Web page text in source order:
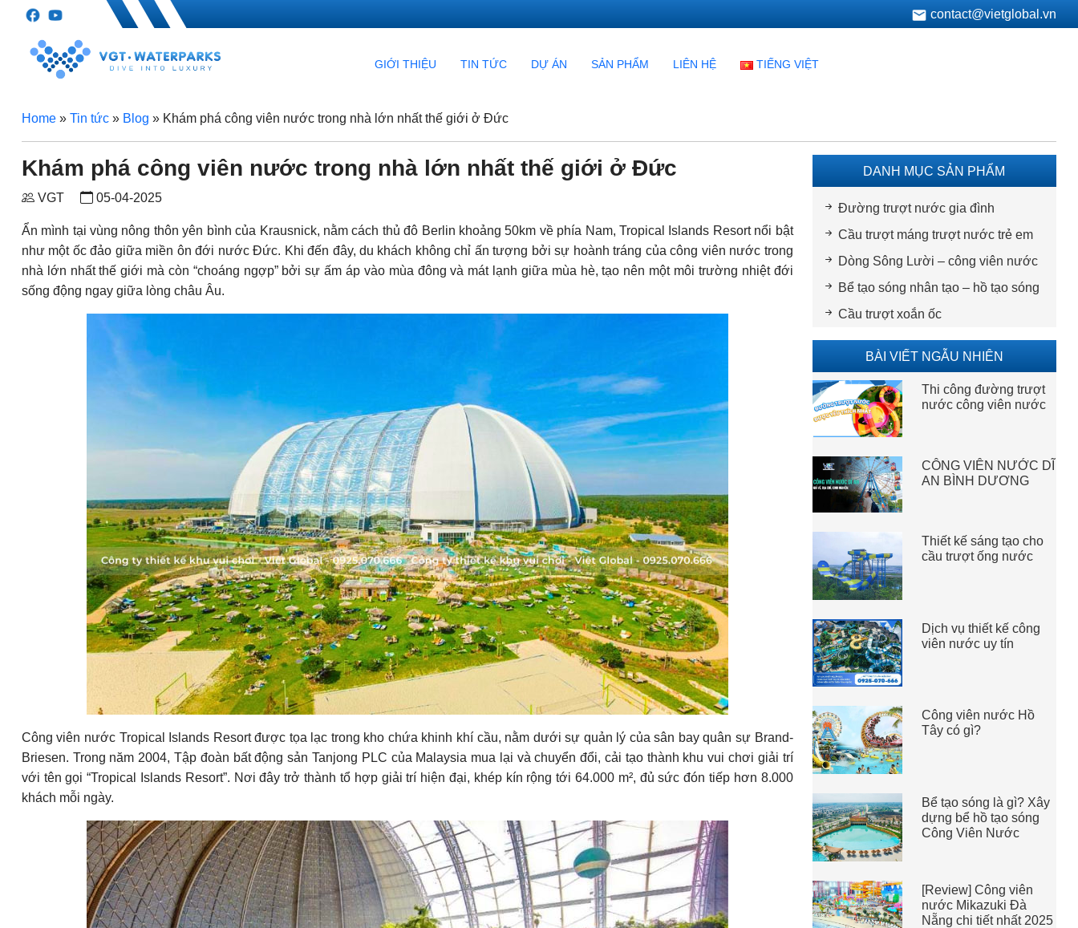
contact@vietglobal.vn
GIỚI THIỆU TIN TỨC DỰ ÁN SẢN PHẨM LIÊN HỆ TIẾNG VIỆT
Home» Tin tức» Blog » Khám phá công viên nước trong nhà lớn nhất thế giới ở Đức
Khám phá công viên nước trong nhà lớn nhất thế giới ở Đức
VGT 05-04-2025
Ẩn mình tại vùng nông thôn yên bình của Krausnick, nằm cách thủ đô Berlin khoảng 50km về phía Nam, Tropical Islands Resort nổi bật
như một ốc đảo giữa miền ôn đới nước Đức. Khi đến đây, du khách không chỉ ấn tượng bởi sự hoành tráng của công viên nước trong
nhà lớn nhất thế giới mà còn “choáng ngợp” bởi sự ấm áp vào mùa đông và mát lạnh giữa mùa hè, tạo nên một môi trường nhiệt đới
sống động ngay giữa lòng châu Âu.
Công viên nước Tropical Islands Resort được tọa lạc trong kho chứa khinh khí cầu, nằm dưới sự quản lý của sân bay quân sự Brand-
Briesen. Trong năm 2004, Tập đoàn bất động sản Tanjong PLC của Malaysia mua lại và chuyển đổi, cải tạo thành khu vui chơi giải trí
với tên gọi “Tropical Islands Resort”. Nơi đây trở thành tổ hợp giải trí hiện đại, khép kín rộng tới 64.000 m², đủ sức đón tiếp hơn 8.000
khách mỗi ngày.
DANH MỤC SẢN PHẨM
Đường trượt nước gia đình
Cầu trượt máng trượt nước trẻ em
Dòng Sông Lười – công viên nước
Bể tạo sóng nhân tạo – hồ tạo sóng
Cầu trượt xoắn ốc
BÀI VIẾT NGẪU NHIÊN
Thi công đường trượt
nước công viên nước
CÔNG VIÊN NƯỚC DĨ
AN BÌNH DƯƠNG
Thiết kế sáng tạo cho
cầu trượt ống nước
Dịch vụ thiết kế công
viên nước uy tín
Công viên nước Hồ
Tây có gì?
Bể tạo sóng là gì? Xây
dựng bể hồ tạo sóng
Công Viên Nước
[Review] Công viên
nước Mikazuki Đà
Nẵng chi tiết nhất 2025